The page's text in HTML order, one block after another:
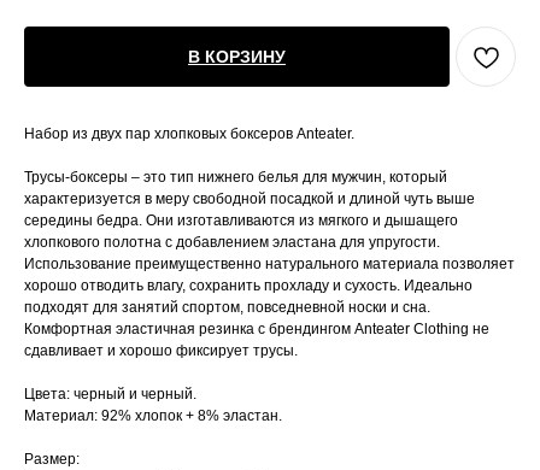
В КОРЗИНУ
Набор из двух пар хлопковых боксеров Anteater.
Трусы-боксеры – это тип нижнего белья для мужчин, который
характеризуется в меру свободной посадкой и длиной чуть выше
середины бедра. Они изготавливаются из мягкого и дышащего
хлопкового полотна с добавлением эластана для упругости.
Использование преимущественно натурального материала позволяет
хорошо отводить влагу, сохранить прохладу и сухость. Идеально
подходят для занятий спортом, повседневной носки и сна.
Комфортная эластичная резинка с брендингом Anteater Clothing не
сдавливает и хорошо фиксирует трусы.
Цвета: черный и черный.
Материал: 92% хлопок + 8% эластан.
Размер: